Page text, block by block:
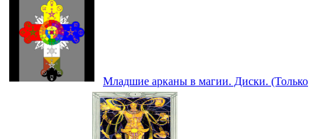
Младшие арканы в магии. Диски. (Только